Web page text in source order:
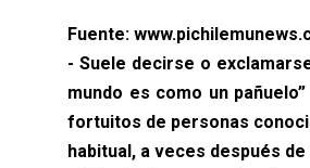
Fuente:
- Suele decirse o
mundo es como un
fortuitos de personas
habitual, a veces después